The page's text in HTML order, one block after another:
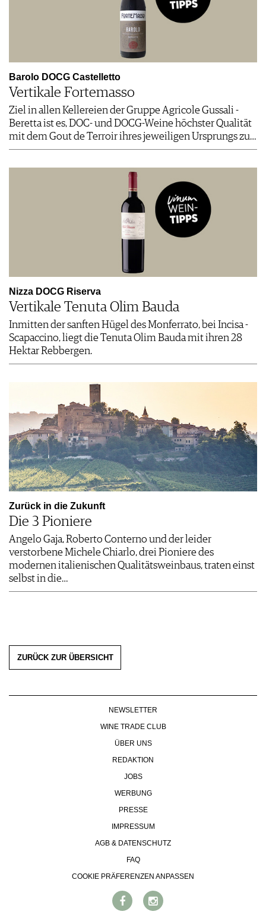
Barolo DOCG Castelletto
Vertikale Fortemasso
Ziel in allen Kellereien der Gruppe Agricole Gussali ­
Beretta ist es, DOC- und DOCG-Weine höchster Qualität
mit dem Gout de Terroir ihres jeweiligen Ursprungs zu…
Nizza DOCG Riserva
Vertikale Tenuta Olim Bauda
Inmitten der sanften Hügel des Monferrato, bei Incisa ­
Scapaccino, liegt die Tenuta Olim Bauda mit ihren 28
Hektar Rebbergen.
Zurück in die Zukunft
Die 3 Pioniere
Angelo Gaja, Roberto Conterno und der leider
verstorbene Michele Chiarlo, drei Pioniere des
modernen italienischen Qualitätsweinbaus, traten einst
selbst in die…
ZURÜCK ZUR ÜBERSICHT
NEWSLETTER
WINE TRADE CLUB
ÜBER UNS
REDAKTION
JOBS
WERBUNG
PRESSE
IMPRESSUM
AGB & DATENSCHUTZ
FAQ
COOKIE PRÄFERENZEN ANPASSEN